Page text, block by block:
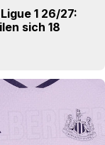
1 26/27:
sich 18